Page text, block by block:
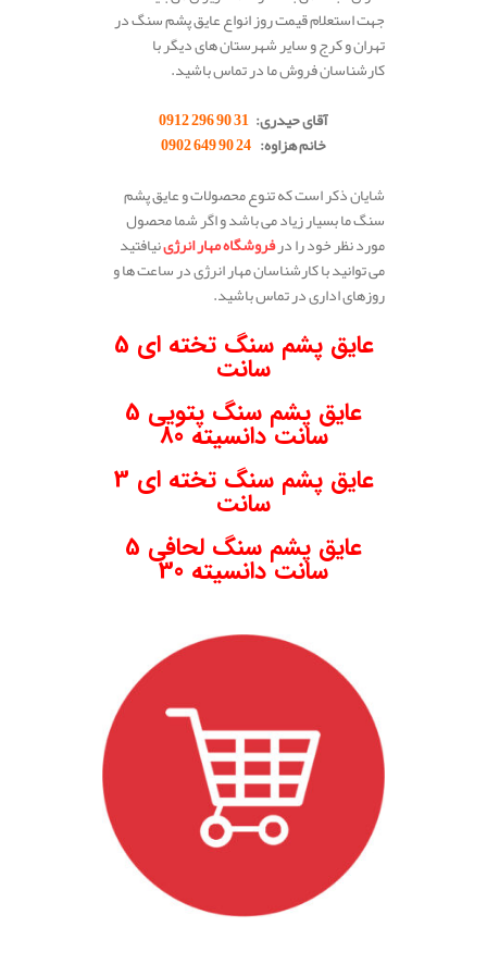
جهت استعلام قیمت روز انواع عایق پشم سنگ در
تهران و کرج و سایر شهرستان های دیگر با
کارشناسان فروش ما در تماس باشید.
آقای حیدری: 31 90 296 0912
خانم هزاوه: 24 90 649 0902
شایان ذکر است که تنوع محصولات و عایق پشم
سنگ ما بسیار زیاد می باشد و اگر شما محصول
مورد نظر خود را درفروشگاه مهار انرژینیافتید
می توانید با کارشناسان مهار انرژی در ساعت ها و
روزهای اداری در تماس باشید.
عایق پشم سنگ تخته ای 5
سانت
عایق پشم سنگ پتویی 5
سانت دانسیته 80
عایق پشم سنگ تخته ای 3
سانت
عایق پشم سنگ لحافی 5
سانت دانسیته 30